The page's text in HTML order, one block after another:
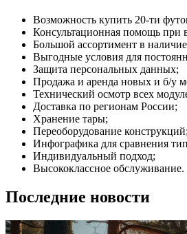
Возможность купить 20-ти
Консультационная помощь при
Большой ассортимент в
Выгодные условия для
Защита персональных данных;
Продажа и аренда новых и б/у
Технический осмотр всех
Доставка по регионам России;
Хранение тары;
Переоборудование конструкций;
Инфографика для сравнения
Индивидуальный подход;
Высококлассное обслуживание.
Последние новости